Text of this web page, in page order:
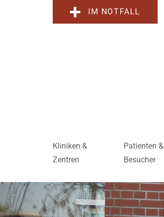
IM NOTFALL
Kliniken &
Zentren
Patienten &
Besucher